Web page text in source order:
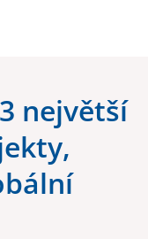
největší